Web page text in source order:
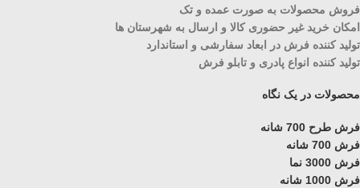
فروش محصولات به صورت عمده و تک
امکان خرید غیر حضوری کالا و ارسال به شهرستان ها
تولید کننده فرش در ابعاد سفارشی و استاندارد
تولید کننده انواع پادری و تابلو فرش
محصولات در یک نگاه
فرش طرح 700 شانه
فرش 700 شانه
فرش 3000 نما
فرش 1000 شانه